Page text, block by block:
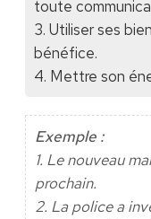
toute
3. Utiliser ses
bénéfice.
4. Mettre son
Exemple :
1. Le nouveau
prochain.
2. La police a